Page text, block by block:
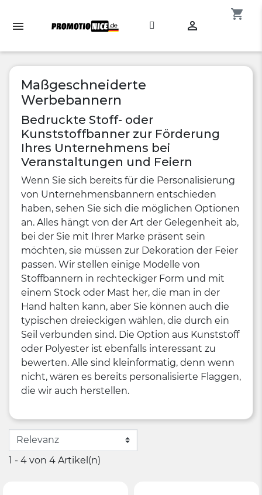

shopping_cart
Maßgeschneiderte
Werbebannern
Bedruckte Stoff- oder
Kunststoffbanner zur Förderung
Ihres Unternehmens bei
Veranstaltungen und Feiern
Wenn Sie sich bereits für die Personalisierung
von Unternehmensbannern entschieden
haben, sehen Sie sich die möglichen Optionen
an. Alles hängt von der Art der Gelegenheit ab,
bei der Sie mit Ihrer Marke präsent sein
möchten, sie müssen zur Dekoration der Feier
passen. Wir stellen einige Modelle von
Stoffbannern in rechteckiger Form und mit
einem Stock oder Mast her, die man in der
Hand halten kann, aber Sie können auch die
typischen dreieckigen wählen, die durch ein
Seil verbunden sind. Die Option aus Kunststoff
oder Polyester ist ebenfalls interessant zu
bewerten. Alle sind kleinformatig, denn wenn
nicht, wären es bereits personalisierte Flaggen,
die wir auch herstellen.
1 - 4 von 4 Artikel(n)